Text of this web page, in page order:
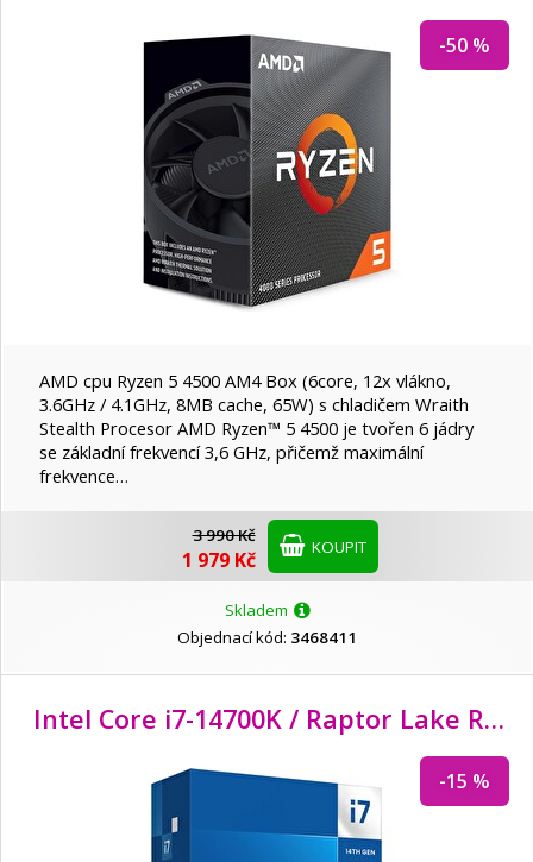
-50 %
AMD cpu Ryzen 5 4500 AM4 Box (6core, 12x vlákno,
3.6GHz / 4.1GHz, 8MB cache, 65W) s chladičem Wraith
Stealth Procesor AMD Ryzen™ 5 4500 je tvořen 6 jádry
se základní frekvencí 3,6 GHz, přičemž maximální
frekvence…
3 990 Kč
1 979 Kč KOUPIT
Skladem
Objednací kód: 3468411
Intel Core i7-14700K / Raptor Lake R / LGA1700 / max. 5,6GHz / 8P
-15 %